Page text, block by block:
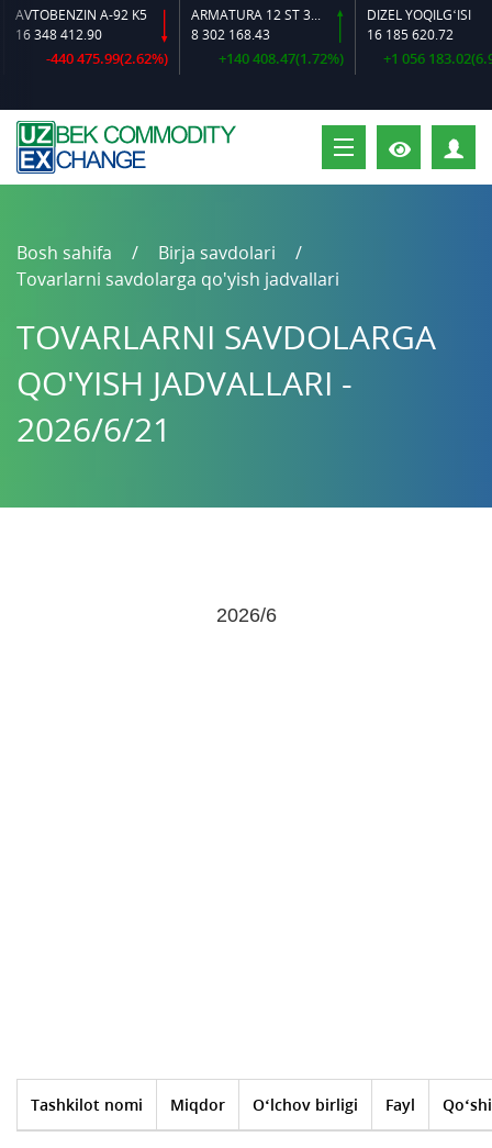
A-92 K5
348 412.90
-440 475.99(2.62%)
ARMATURA 12 ST 35 GS O‘LCHAMLI
8 302 168.43
+140 408.47(1.72%)
DIZEL YOQILG‘ISI
16 185 620.72
+1 056
Bosh sahifa
Birja savdolari
Tovarlarni savdolarga qo'yish jadvallari
TOVARLARNI SAVDOLARGA
QO'YISH JADVALLARI -
2026/6/21
2026/6
Tashkilot nomi Miqdor O‘lchov birligi Fayl